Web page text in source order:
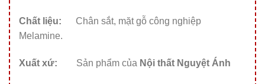
Chất liệu:
Chân sắt, mặt gỗ công nghiệp
Melamine.
Xuất xứ: Sản phẩm của Nội thất Nguyệt Ánh